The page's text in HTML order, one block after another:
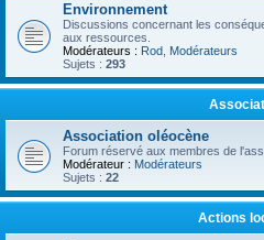
Environnement
Discussions concernant les
aux ressources.
Modérateurs : Rod Modérateurs
Sujets : 293
Association oléocène
Forum réservé aux membres de
Modérateur : Modérateurs
Sujets : 22
Actions